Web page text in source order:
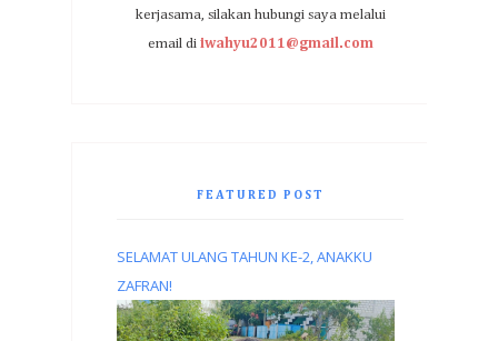
kerjasama, silakan hubungi saya melalui
email di iwahyu2011@gmail.com
FEATURED POST
SELAMAT ULANG TAHUN KE-2, ANAKKU
ZAFRAN!